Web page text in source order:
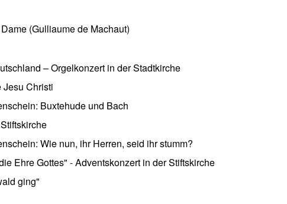
Schola
(Gulliaume de Machaut)
Konzerte
– Orgelkonzert in der Stadtkirche
Jesu Christi
Buxtehude und Bach
Wie nun, ihr Herren, seid ihr stumm?
Ehre Gottes" - Adventskonzert in der Stiftskirche
ging"
von Konzerte Archiv